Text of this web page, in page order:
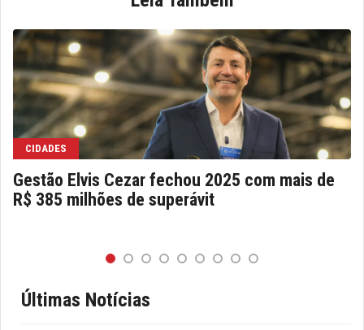
CIDADES
Gestão Elvis Cezar fechou 2025 com mais de
R$ 385 milhões de superávit
Últimas Notícias